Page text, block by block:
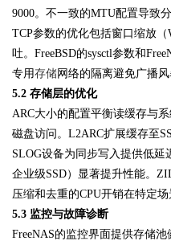
9000。不一致的MTU配置导致
TCP参数的优化包括窗口缩放
吐。FreeBSD的sysctl参数和
专用存储网络的隔离避免广播
5.2 存储层的优化
ARC大小的配置平衡读缓存与
磁盘访问。L2ARC扩展缓存至
SLOG设备为同步写入提供低延
企业级SSD）显著提升性能。
压缩和去重的CPU开销在特定
5.3 监控与故障诊断
FreeNAS的监控界面提供存储